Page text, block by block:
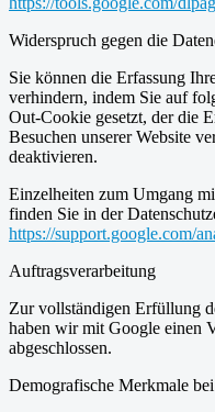
Widerspruch gegen die
Sie können die Erfassung
verhindern, indem Sie auf
Out-Cookie gesetzt, der die
Besuchen unserer Website
deaktivieren.
Einzelheiten zum Umgang
finden Sie in der
https://support.google.com/
Auftragsverarbeitung
Zur vollständigen Erfüllung
haben wir mit Google einen
abgeschlossen.
Demografische Merkmale